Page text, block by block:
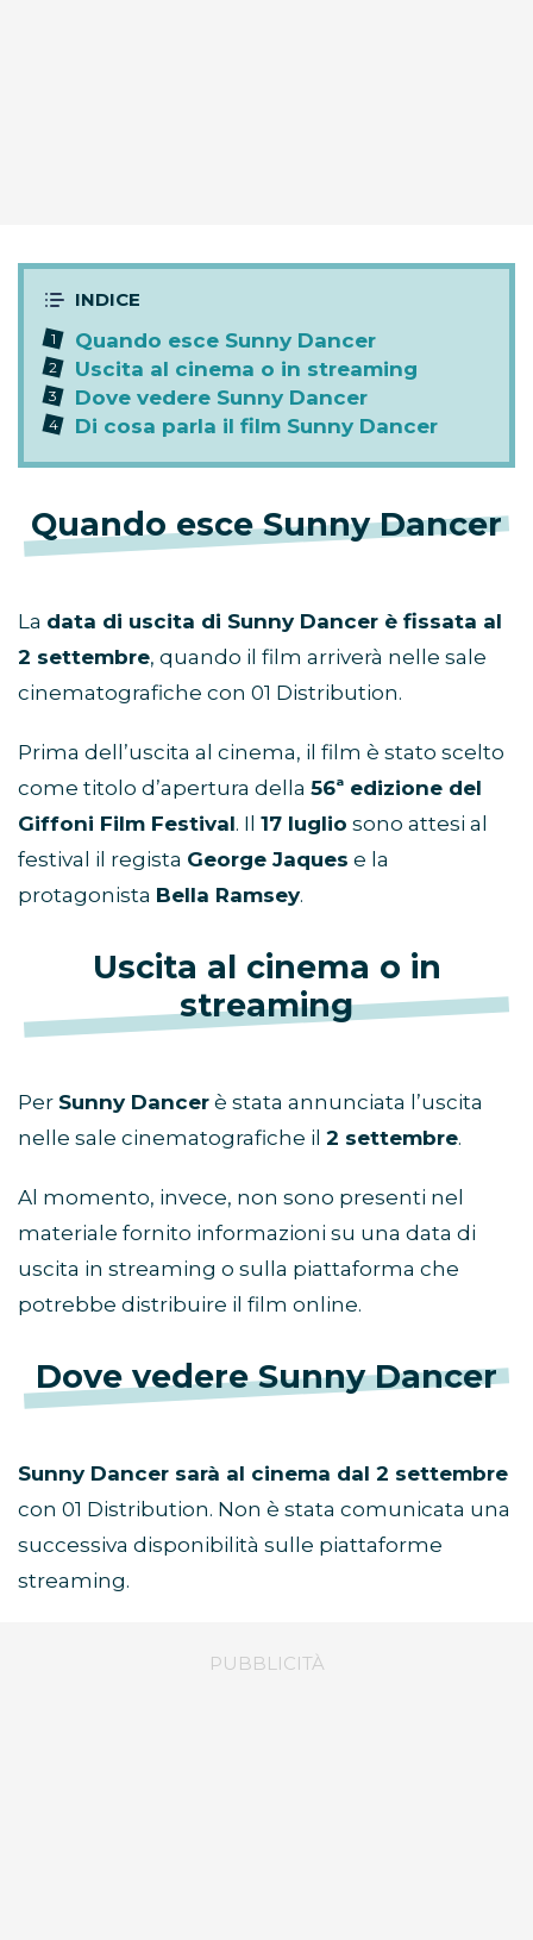
Quando esce Sunny Dancer
Uscita al cinema o in streaming
Dove vedere Sunny Dancer
Di cosa parla il film Sunny Dancer
Quando esce Sunny Dancer
La data di uscita di Sunny Dancer è fissata al
2 settembre, quando il film arriverà nelle sale
cinematografiche con 01 Distribution.
Prima dell’uscita al cinema, il film è stato scelto
come titolo d’apertura della 56ª edizione del
Giffoni Film Festival. Il 17 luglio sono attesi al
festival il regista George Jaques e la
protagonista Bella Ramsey.
Uscita al cinema o in
streaming
Per Sunny Dancer è stata annunciata l’uscita
nelle sale cinematografiche il 2 settembre.
Al momento, invece, non sono presenti nel
materiale fornito informazioni su una data di
uscita in streaming o sulla piattaforma che
potrebbe distribuire il film online.
Dove vedere Sunny Dancer
Sunny Dancer sarà al cinema dal 2 settembre
con 01 Distribution. Non è stata comunicata una
successiva disponibilità sulle piattaforme
streaming.